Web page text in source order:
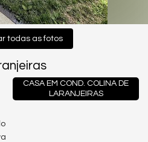
todas as fotos
CASA EM COND. COLINA DE
LARANJEIRAS